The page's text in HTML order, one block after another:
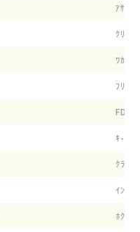
ｱｻﾝﾌ
ｸﾘ-ﾝ
ﾜｶﾘ-
ﾌﾘｼｽ
FD ｴ
ｷ- ｼﾔ
ｸﾗﾗ
ｲﾝﾃﾝ
ﾎｸﾄ-